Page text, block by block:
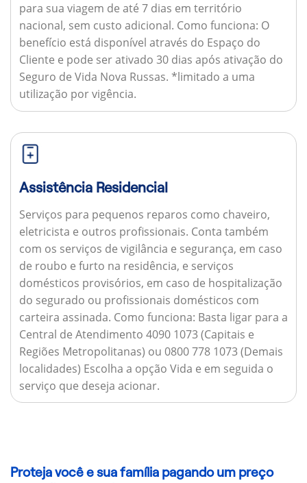
para sua viagem de até 7 dias em território
nacional, sem custo adicional. Como funciona: O
benefício está disponível através do Espaço do
Cliente e pode ser ativado 30 dias após ativação do
Seguro de Vida Nova Russas. *limitado a uma
utilização por vigência.
Assistência Residencial
Serviços para pequenos reparos como chaveiro,
eletricista e outros profissionais. Conta também
com os serviços de vigilância e segurança, em caso
de roubo e furto na residência, e serviços
domésticos provisórios, em caso de hospitalização
do segurado ou profissionais domésticos com
carteira assinada. Como funciona: Basta ligar para a
Central de Atendimento 4090 1073 (Capitais e
Regiões Metropolitanas) ou 0800 778 1073 (Demais
localidades) Escolha a opção Vida e em seguida o
serviço que deseja acionar.
Proteja você e sua família pagando um preço